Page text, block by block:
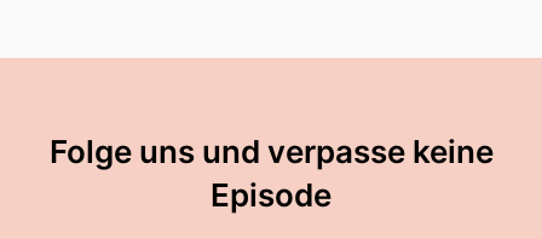
Folge uns und verpasse keine
Episode